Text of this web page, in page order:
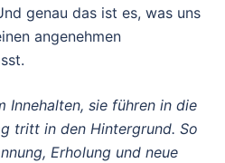
genau das ist es, was uns
angenehmen
Innehalten, sie führen in die
tritt in den Hintergrund. So
Erholung und neue